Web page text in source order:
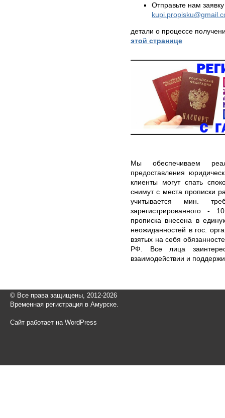
Отправьте нам
детали о процессе
этой странице
Мы обеспечиваем
предоставления
клиенты могут спать
снимут с места прописки
учитывается мин.
зарегистрированного -
прописка внесена в
неожиданностей в гос.
взятых на себя
РФ. Все лица
взаимодействии и
© Все права защищены, 2012-2026
Временная регистрация в Амурске.
Сайт работает на WordPress